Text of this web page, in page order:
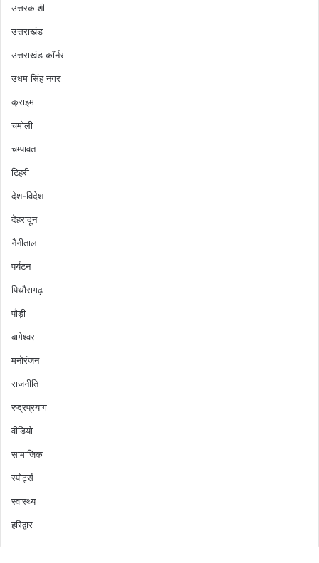
उत्तरकाशी
उत्तराखंड
उत्तराखंड कॉर्नर
उधम सिंह नगर
क्राइम
चमोली
चम्पावत
टिहरी
देश-विदेश
देहरादून
नैनीताल
पर्यटन
पिथौरागढ़
पौड़ी
बागेश्वर
मनोरंजन
राजनीति
रुद्रप्रयाग
वीडियो
सामाजिक
स्पोर्ट्स
स्वास्थ्य
हरिद्वार